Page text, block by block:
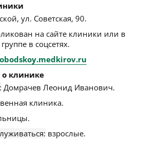
, ул. Советская, 90.
на сайте клиники или в
в соцсетях.
клинике
Домрачев Леонид Иванович.
клиника.
взрослые.